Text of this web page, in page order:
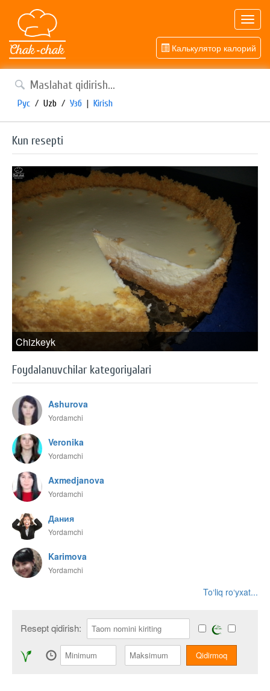
Калькулятор калорий
Рус / Uzb / Узб | Kirish
Kun resepti
Chizkeyk
Foydalanuvchilar kategoriyalari
Ashurova
Yordamchi
Veronika
Yordamchi
Axmedjanova
Yordamchi
Дания
Yordamchi
Karimova
Yordamchi
To‘liq ro‘yxat...
Resept qidirish: